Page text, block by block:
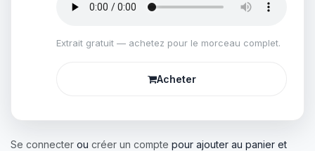
Extrait gratuit — achetez pour le morceau complet.
Acheter
Se connecter ou créer un compte pour ajouter au panier et